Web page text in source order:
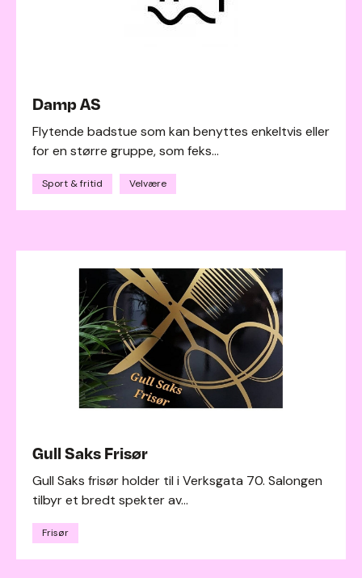
Damp AS
Flytende badstue som kan benyttes enkeltvis eller
for en større gruppe, som feks...
Sport & fritid Velvære
Gull Saks Frisør
Gull Saks frisør holder til i Verksgata 70. Salongen
tilbyr et bredt spekter av...
Frisør